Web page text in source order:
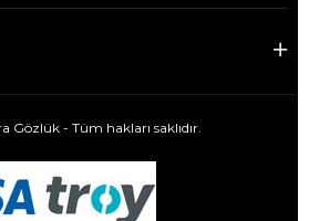
Gözlük - Tüm hakları saklıdır.